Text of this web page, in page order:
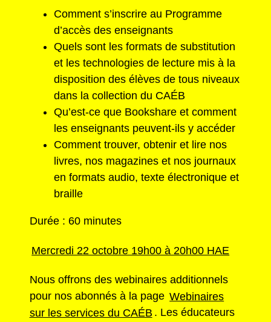
Comment s’inscrire au Programme
d’accès des enseignants
Quels sont les formats de substitution
et les technologies de lecture mis à la
disposition des élèves de tous niveaux
dans la collection du CAÉB
Qu’est-ce que Bookshare et comment
les enseignants peuvent-ils y accéder
Comment trouver, obtenir et lire nos
livres, nos magazines et nos journaux
en formats audio, texte électronique et
braille
Durée : 60 minutes
Mercredi 22 octobre 19h00 à 20h00 HAE
Nous offrons des webinaires additionnels
pour nos abonnés à la page Webinaires
sur les services du CAÉB . Les éducateurs